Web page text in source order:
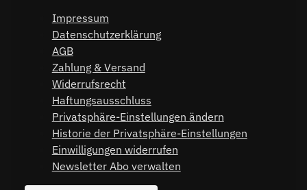
Impressum
Datenschutzerklärung
AGB
Zahlung & Versand
Widerrufsrecht
Haftungsausschluss
Privatsphäre-Einstellungen ändern
Historie der Privatsphäre-Einstellungen
Einwilligungen widerrufen
Newsletter Abo verwalten